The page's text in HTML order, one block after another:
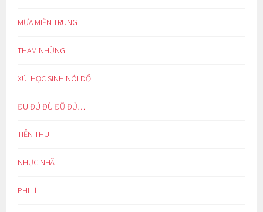
MƯA MIỀN TRUNG
THAM NHŨNG
XÚI HỌC SINH NÓI DỐI
ĐU ĐÚ ĐÙ ĐŨ ĐỦ…
TIỄN THU
NHỤC NHÃ
PHI LÍ